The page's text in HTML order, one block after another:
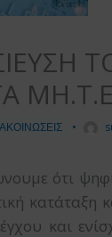
•
ότι
κατάταξη
και